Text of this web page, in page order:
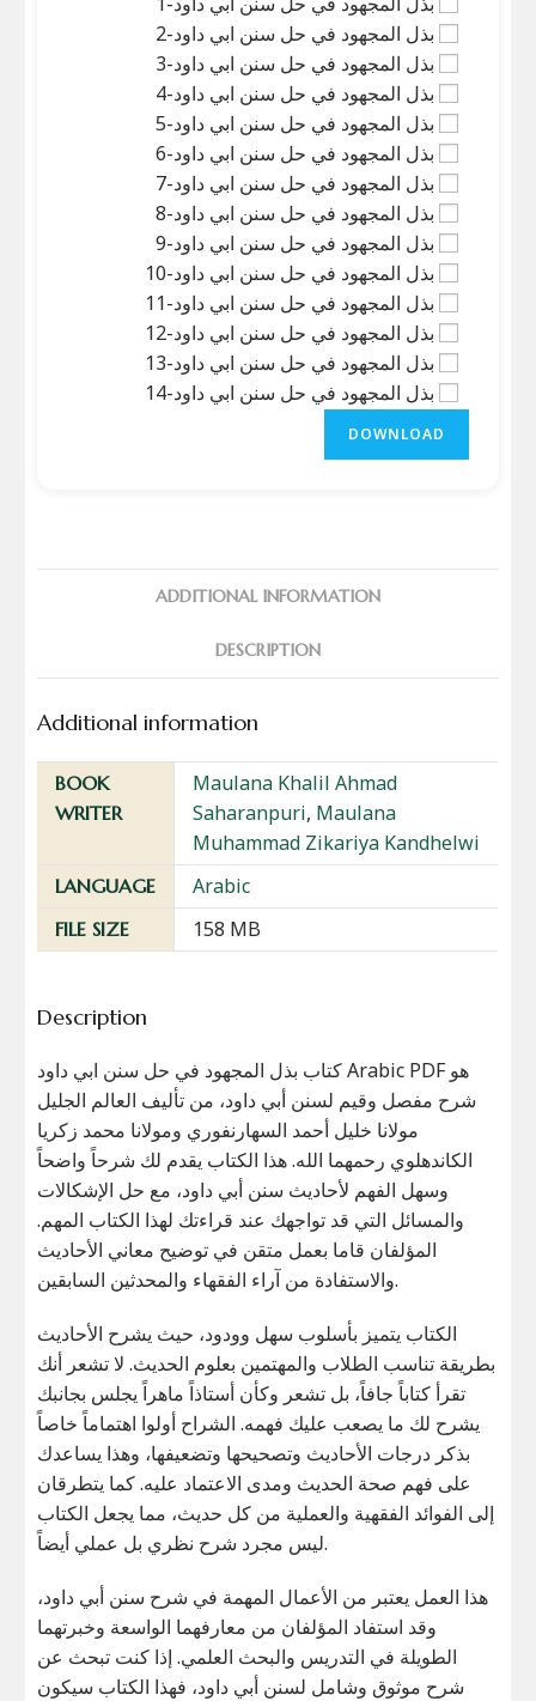
بذل المجهود في حل سنن ابي داود-2
بذل المجهود في حل سنن ابي داود-3
بذل المجهود في حل سنن ابي داود-4
بذل المجهود في حل سنن ابي داود-5
بذل المجهود في حل سنن ابي داود-6
بذل المجهود في حل سنن ابي داود-7
بذل المجهود في حل سنن ابي داود-8
بذل المجهود في حل سنن ابي داود-9
بذل المجهود في حل سنن ابي داود-10
بذل المجهود في حل سنن ابي داود-11
بذل المجهود في حل سنن ابي داود-12
بذل المجهود في حل سنن ابي داود-13
بذل المجهود في حل سنن ابي داود-14
DOWNLOAD
ADDITIONAL INFORMATION
DESCRIPTION
Additional information
BOOK
WRITER
Maulana Khalil Ahmad
Saharanpuri, Maulana
Muhammad Zikariya Kandhelwi
LANGUAGE Arabic
FILE SIZE 158 MB
Description
كتاب بذل المجهود في حل سنن ابي داود Arabic PDF هو
شرح مفصل وقيم لسنن أبي داود، من تأليف العالم الجليل
مولانا خليل أحمد السهارنفوري ومولانا محمد زكريا
الكاندهلوي رحمهما الله. هذا الكتاب يقدم لك شرحاً واضحاً
وسهل الفهم لأحاديث سنن أبي داود، مع حل الإشكالات
والمسائل التي قد تواجهك عند قراءتك لهذا الكتاب المهم.
المؤلفان قاما بعمل متقن في توضيح معاني الأحاديث
والاستفادة من آراء الفقهاء والمحدثين السابقين.
الكتاب يتميز بأسلوب سهل وودود، حيث يشرح الأحاديث
بطريقة تناسب الطلاب والمهتمين بعلوم الحديث. لا تشعر أنك
تقرأ كتاباً جافاً، بل تشعر وكأن أستاذاً ماهراً يجلس بجانبك
يشرح لك ما يصعب عليك فهمه. الشراح أولوا اهتماماً خاصاً
بذكر درجات الأحاديث وتصحيحها وتضعيفها، وهذا يساعدك
على فهم صحة الحديث ومدى الاعتماد عليه. كما يتطرقان
إلى الفوائد الفقهية والعملية من كل حديث، مما يجعل الكتاب
ليس مجرد شرح نظري بل عملي أيضاً.
هذا العمل يعتبر من الأعمال المهمة في شرح سنن أبي داود،
وقد استفاد المؤلفان من معارفهما الواسعة وخبرتهما
الطويلة في التدريس والبحث العلمي. إذا كنت تبحث عن
شرح موثوق وشامل لسنن أبي داود، فهذا الكتاب سيكون